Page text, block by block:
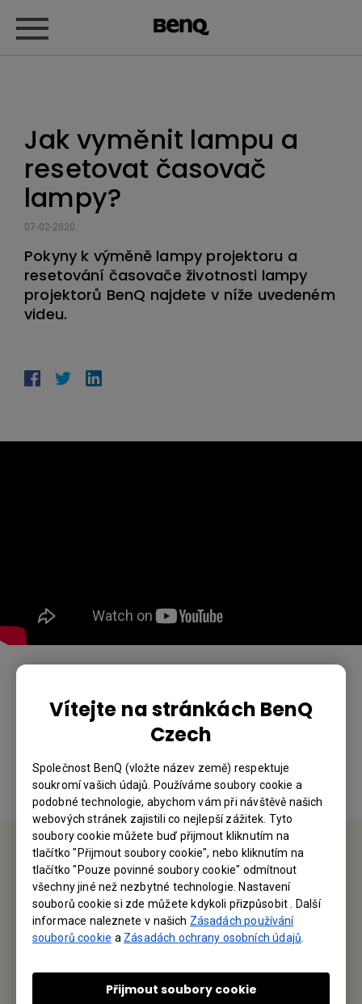
Vítejte na stránkách BenQ
Czech
Společnost BenQ (vložte název země) respektuje
soukromí vašich údajů. Používáme soubory cookie a
podobné technologie, abychom vám při návštěvě našich
webových stránek zajistili co nejlepší zážitek. Tyto
soubory cookie můžete buď přijmout kliknutím na
tlačítko "Přijmout soubory cookie", nebo kliknutím na
tlačítko "Pouze povinné soubory cookie" odmítnout
všechny jiné než nezbytné technologie. Nastavení
souborů cookie si zde můžete kdykoli přizpůsobit . Další
informace naleznete v našich Zásadách používání
souborů cookie a Zásadách ochrany osobních údajů
Přijmout soubory cookie
Jak vyměnit lampu a
resetovat časovač
lampy?
07-02-2020
Pokyny k výměně lampy projektoru a
resetování časovače životnosti lampy
projektorů BenQ najdete v níže uvedeném
videu.
Pomohla vám tato informace?
Ano Ne
Service Desk
Rádi vás uslyšíme